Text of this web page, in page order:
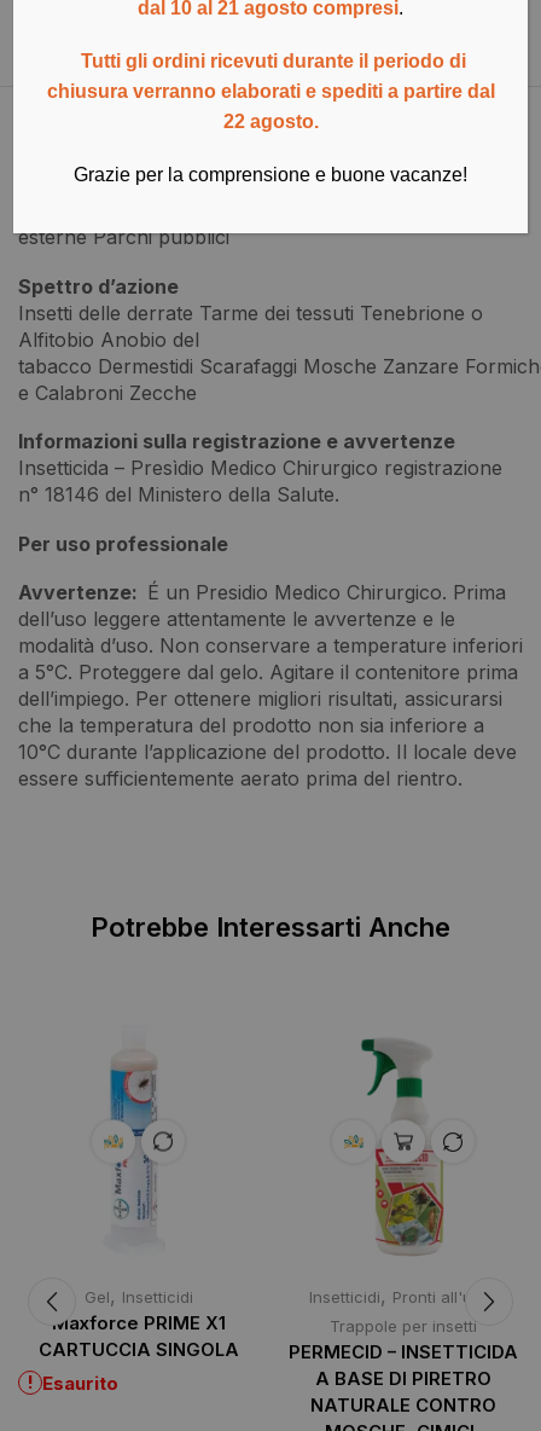
Descrizione Documentazione Tecnica
alimenti Aree interne Edifici
esterne Parchi pubblici
Spettro d’azione
Insetti delle derrate Tarme dei tessuti Tenebrione o
Alfitobio Anobio del
tabacco Dermestidi Scarafaggi Mosche Zanzare
e Calabroni Zecche
Informazioni sulla registrazione e avvertenze
Insetticida – Presìdio Medico Chirurgico registrazione
n° 18146 del Ministero della Salute.
Per uso professionale
Avvertenze: É un Presidio Medico Chirurgico. Prima
dell’uso leggere attentamente le avvertenze e le
modalità d’uso. Non conservare a temperature inferiori
a 5°C. Proteggere dal gelo. Agitare il contenitore prima
dell’impiego. Per ottenere migliori risultati, assicurarsi
che la temperatura del prodotto non sia inferiore a
10°C durante l’applicazione del prodotto. Il locale deve
essere sufficientemente aerato prima del rientro.
Potrebbe Interessarti Anche
Gel, Insetticidi
Maxforce PRIME X1
CARTUCCIA SINGOLA
! Esaurito
Insetticidi, Pronti all'uso,
Trappole per insetti
PERMECID – INSETTICIDA
A BASE DI PIRETRO
NATURALE CONTRO
dal 10 al 21 agosto compresi.
Tutti gli ordini ricevuti durante il periodo di
chiusura verranno elaborati e spediti a partire dal
22 agosto.
Grazie per la comprensione e buone vacanze!